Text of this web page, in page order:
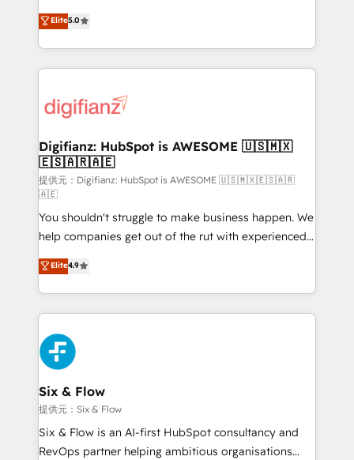
is there for you to: - Grow revenue, and run your
business more efficiently - Build stronger
more people - Get the most out of your HubSpot
investment
enable mid-market and enterprise clients to
maximise their return from digital and fuel their
growth. We modernise platforms, streamline
operations that are causing inefficiencies, improve
supercharge revenue operations Key services: • CRM
Transformation / Web Development • RevOps &
Sales Consulting • Marketing Automation What
makes us different? 🚀 Top 0.5% of global HubSpot
agencies ⚙️ The strongest technical ability and
integration capabilities 💼 Consultative, long-term
partners who will embed ourselves into your
business, processes and systems 🏢 We specialise in
working with mid-market and enterprise
organisations, global organisations and those with
complex use cases 🏆 CRM Implementation,
Platform Enablement, Custom Integration and
Onboarding Accredited 🔐 ISO27001 & ISO9001
Certified
Elite5.0
Digifianz: HubSpot is AWESOME 🇺🇸🇲🇽
🇪🇸🇦🇷🇦🇪
提供元：Digifianz: HubSpot is AWESOME 🇺🇸🇲🇽🇪🇸🇦🇷
🇦🇪
You shouldn't struggle to make business happen. We
help companies get out of the rut with experienced,
process-oriented teams implementing HubSpot
Marketing, Sales, Service, CMS and Operations Hub,
so selling and actually engaging with your customers
feels easy and pain-free. We are a top ranked
HubSpot Elite Partner, winner of Rookie of the Year
and Customer First Awards, 4.9/5 rating in HubSpot
Reviews and 4.9/5 rating in Clutch Reviews. Digifianz
helps the following industries: logistics & 3PL, home
improvement & construction, branding and
commercialization, real estate, health, education,
SaaS, Software Dev & IT and consulting, make the
Elite4.9
Six & Flow
提供元：Six & Flow
Six & Flow is an AI-first HubSpot consultancy and
RevOps partner helping ambitious organisations